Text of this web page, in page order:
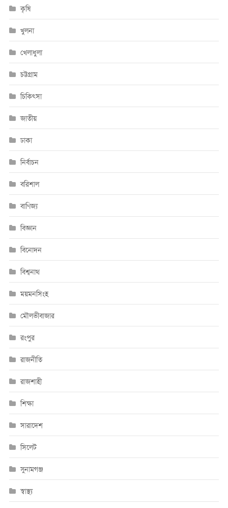
কৃষি
খুলনা
খেলাধুলা
চট্টগ্রাম
চিকিৎসা
জাতীয়
ঢাকা
নির্বাচন
বরিশাল
বাণিজ্য
বিজ্ঞান
বিনোদন
বিশ্বনাথ
ময়মনসিংহ
মৌলভীবাজার
রংপুর
রাজনীতি
রাজশাহী
শিক্ষা
সারাদেশ
সিলেট
সুনামগঞ্জ
স্বাস্থ্য